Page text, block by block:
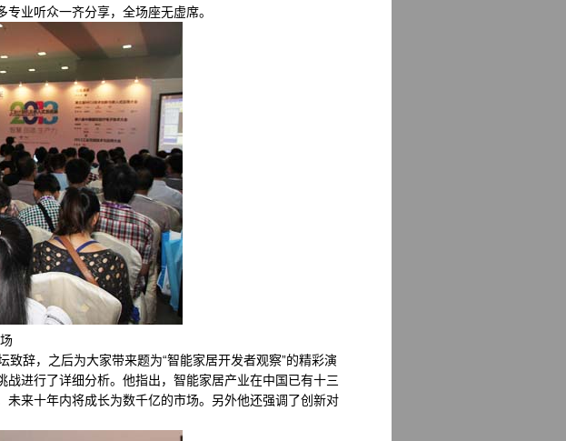
业听众一齐分享，全场座无虚席。
辞，之后为大家带来题为“智能家居开发者观察”的精彩演
进行了详细分析。他指出，智能家居产业在中国已有十三
来十年内将成长为数千亿的市场。另外他还强调了创新对